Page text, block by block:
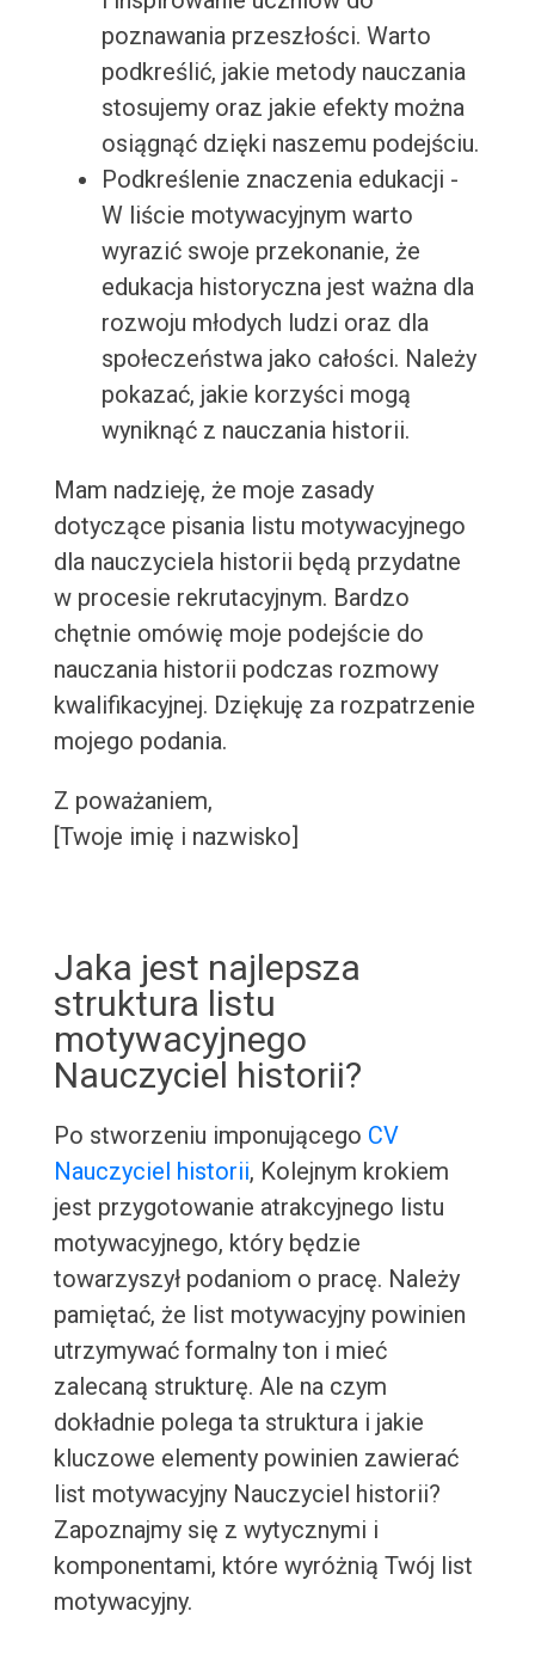
poznawania przeszłości. Warto
podkreślić, jakie metody nauczania
stosujemy oraz jakie efekty można
osiągnąć dzięki naszemu podejściu.
Podkreślenie znaczenia edukacji -
W liście motywacyjnym warto
wyrazić swoje przekonanie, że
edukacja historyczna jest ważna dla
rozwoju młodych ludzi oraz dla
społeczeństwa jako całości. Należy
pokazać, jakie korzyści mogą
wyniknąć z nauczania historii.
Mam nadzieję, że moje zasady
dotyczące pisania listu motywacyjnego
dla nauczyciela historii będą przydatne
w procesie rekrutacyjnym. Bardzo
chętnie omówię moje podejście do
nauczania historii podczas rozmowy
kwalifikacyjnej. Dziękuję za rozpatrzenie
mojego podania.
Z poważaniem,
[Twoje imię i nazwisko]
Jaka jest najlepsza
struktura listu
motywacyjnego
Nauczyciel historii?
Po stworzeniu imponującego CV
Nauczyciel historii, Kolejnym krokiem
jest przygotowanie atrakcyjnego listu
motywacyjnego, który będzie
towarzyszył podaniom o pracę. Należy
pamiętać, że list motywacyjny powinien
utrzymywać formalny ton i mieć
zalecaną strukturę. Ale na czym
dokładnie polega ta struktura i jakie
kluczowe elementy powinien zawierać
list motywacyjny Nauczyciel historii?
Zapoznajmy się z wytycznymi i
komponentami, które wyróżnią Twój list
motywacyjny.